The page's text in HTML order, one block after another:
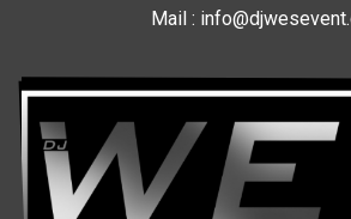
Mail :